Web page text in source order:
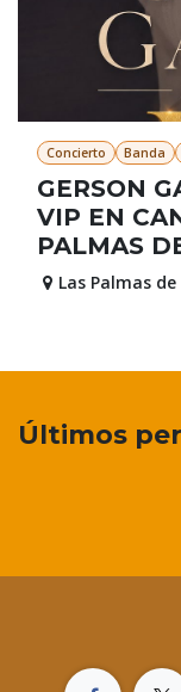
Concierto Banda
GERSON
VIP EN
PALMAS
Las Palmas
Últimos